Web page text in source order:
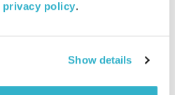
privacy policy.
Show details
ד"ר רות קלדרון, דליק ווליניץ
חגיגת הלמידה – על ה-1.9 והמונים טסים לאילת